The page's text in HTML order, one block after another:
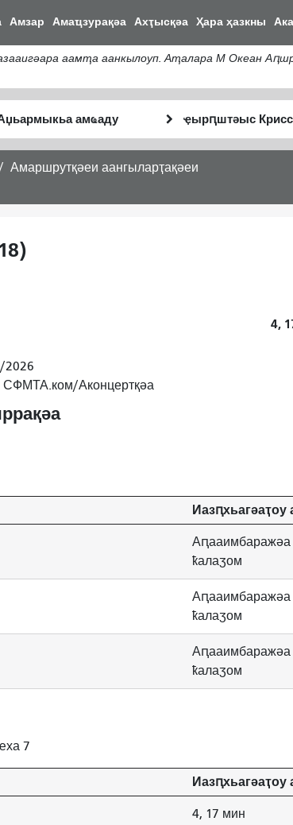
イ
ン
コ
ン
ン
に
動
Амзар Амаҵзурақәа Ахҭысқәа Ҳара ҳазкны
аамҭа аанкылоуп. Аҭалара М Океан
аҭыԥ
Амаршрутқәеи аангыларҭақәеи
4,
2026
СФМТА.ком/Аконцертқәа
Иазԥхьагәаҭоу
Аԥааимбаражәа
ҟалаӡом
Аԥааимбаражәа
ҟалаӡом
Аԥааимбаражәа
ҟалаӡом
7
Иазԥхьагәаҭоу
4, 17 мин